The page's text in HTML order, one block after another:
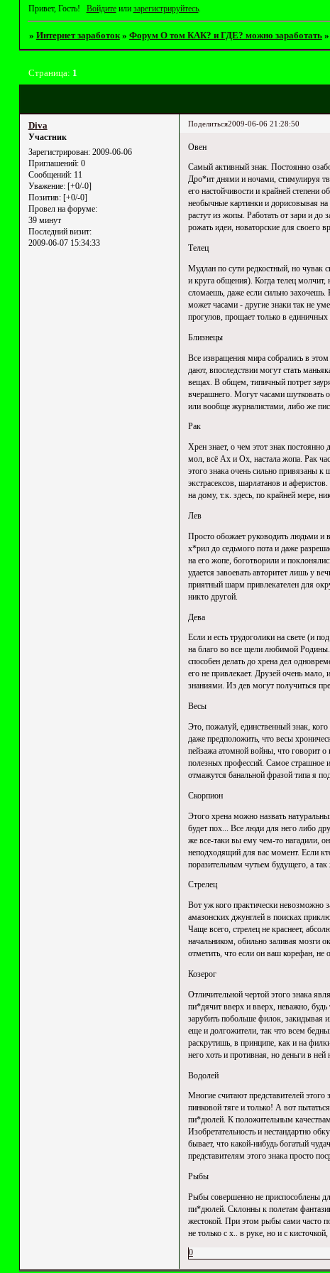
Привет, Гость! Войдитеили зарегистрируйтесь.
» Интернет заработок » Форум О том КАК? и ГДЕ? можно заработать »
Страница: 1
Поделиться2009-06-06 21:28:50
Diva
Участник
Зарегистрирован: 2009-06-06
Приглашений:0
Сообщений:11
Уважение: [+0/-0]
Позитив: [+0/-0]
Провел на форуме:
39 минут
Последний визит:
2009-06-07 15:34:33
Овен
Самый активный знак. Постоянно
Дро*ит днями и ночами, стимулируя
его настойчивости и крайней степени
необычные картинки и дорисовывая
растут из жопы. Работать от зари и до
рожать идеи, новаторские для своего
Телец
Мудлан по сути редкостный, но чувак
и круга общения). Когда телец
сломаешь, даже если сильно
может часами - другие знаки так не
прогулов, прощает только в
Близнецы
Все извращения мира собрались в
дают, впоследствии могут стать
вещах. В общем, типичный потрет
вчерашнего. Могут часами шутковать
или вообще журналистами, либо же
Рак
Хрен знает, о чем этот знак постоянно
мол, всё Ах и Ох, настала жопа. Рак
этого знака очень сильно привязаны
экстрасексов, шарлатанов и
на дому, т.к. здесь, по крайней мере,
Лев
Просто обожает руководить людьми и
х*рил до седьмого пота и даже
на его жопе, боготворили и
удается завоевать авторитет лишь у
приятный шарм привлекателен для
никто другой.
Дева
Если и есть трудоголики на свете (и
на благо во все щели любимой Родины.
способен делать до хрена дел
его не привлекает. Друзей очень
знаниями. Из дев могут получиться
Весы
Это, пожалуй, единственный знак,
даже предположить, что весы
пейзажа атомной войны, что говорит о
полезных профессий. Самое страшное
отмажутся банальной фразой типа я
Скорпион
Этого хрена можно назвать
будет пох... Все люди для него либо
же все-таки вы ему чем-то нагадили,
неподходящий для вас момент. Если
поразительным чутьем будущего, а
Стрелец
Вот уж кого практически невозможно
амазонских джунглей в поисках
Чаще всего, стрелец не краснеет,
начальником, обильно заливая мозги
отметить, что если он ваш корефан, не
Козерог
Отличительной чертой этого знака
пи*дячит вверх и вверх, неважно,
зарубить побольше филок, закидывая
еще и долгожители, так что всем
раскрутишь, в принципе, как и на
него хоть и противная, но деньги в ней
Водолей
Многие считают представителей
пинковой тяге и только! А вот
пи*дюлей. К положительным
Изобретательность и нестандартно
бывает, что какой-нибудь богатый
представителям этого знака просто
Рыбы
Рыбы совершенно не приспособлены
пи*дюлей. Склонны к полетам
жестокой. При этом рыбы сами часто
не только с х.. в руке, но и с
0